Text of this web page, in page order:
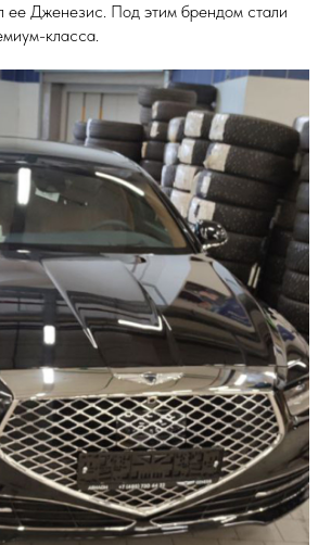
ее Дженезис. Под этим брендом стали
класса.